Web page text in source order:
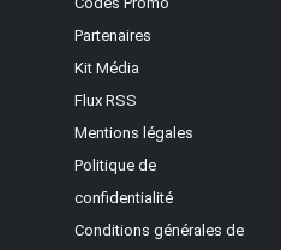
Partenaires
Kit Média
Flux RSS
Mentions légales
Politique de
confidentialité
Conditions générales de